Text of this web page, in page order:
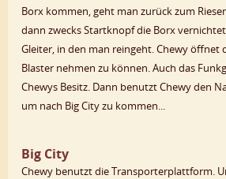
Borx kommen, geht man zurück zum
dann zwecks Startknopf die Borx
Gleiter, in den man reingeht. Chewy öffnet
Blaster nehmen zu können. Auch das
Chewys Besitz. Dann benutzt Chewy den
um nach Big City zu kommen...
Big City
Chewy benutzt die Transporterplattform.